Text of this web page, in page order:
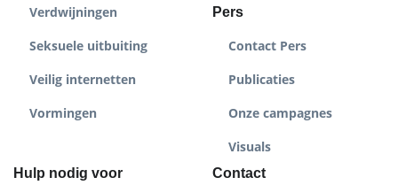
Verdwijningen
Seksuele uitbuiting
Veilig internetten
Vormingen
Pers
Contact Pers
Publicaties
Onze campagnes
Visuals
Hulp nodig voor Contact